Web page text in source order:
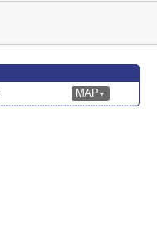
MAP ▼